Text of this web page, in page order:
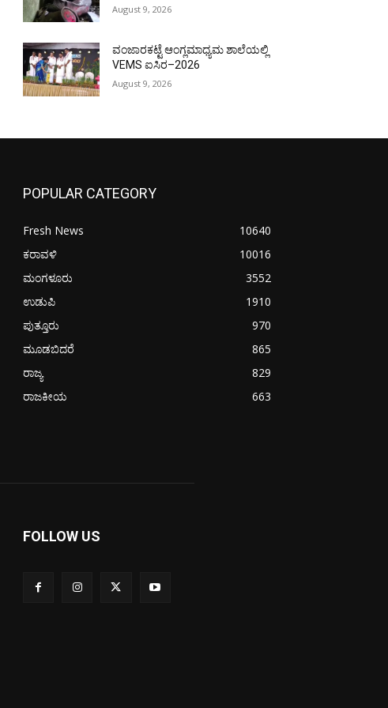
August 9, 2026
ವಂಜಾರಕಟ್ಟೆ ಆಂಗ್ಲಮಾಧ್ಯಮ ಶಾಲೆಯಲ್ಲಿ
VEMS ಐಸಿರ–2026
August 9, 2026
POPULAR CATEGORY
Fresh News
10640
ಕರಾವಳಿ
10016
ಮಂಗಳೂರು
3552
ಉಡುಪಿ
1910
ಪುತ್ತೂರು
970
ಮೂಡಬಿದರೆ
865
ರಾಜ್ಯ
829
ರಾಜಕೀಯ
663
FOLLOW US